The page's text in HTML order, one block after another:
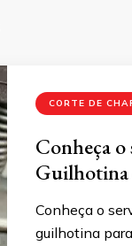
CORTE DE
Conheça
Guilhotina
Conheça o
guilhotina